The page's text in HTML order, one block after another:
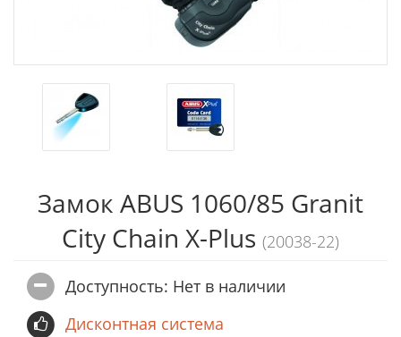
Замок ABUS 1060/85 Granit
City Chain X-Plus (20038-22)
Доступность: Нет в наличии
Дисконтная система